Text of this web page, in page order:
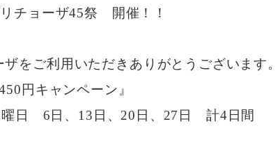
チョーザ45祭 開催！！
をご利用いただきありがとうございます。
円キャンペーン』
曜日 6日、13日、20日、27日 計4日間